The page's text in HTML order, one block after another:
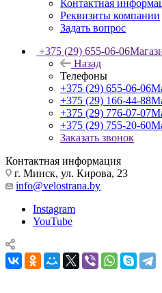
Контактная
Реквизиты компании
Задать вопрос
+375 (29) 655-06-06
Назад
Телефоны
+375 (29) 655-06-06
+375 (29) 166-44-88
+375 (29) 776-07-07
+375 (29) 755-20-60
Заказать звонок
Контактная информация
г. Минск, ул. Кирова, 23
info@velostrana.by
Instagram
YouTube